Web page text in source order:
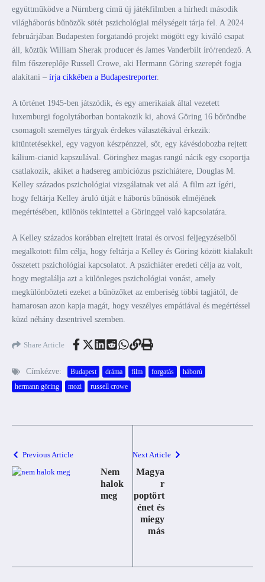
együttműködve a Nürnberg című új játékfilmben a hírhedt második
világháborús bűnözők sötét pszichológiai mélységeit tárja fel. A 2024
februárjában Budapesten forgatandó projekt mögött egy kiváló csapat
áll, köztük William Sherak producer és James Vanderbilt író/rendező. A
film főszereplője Russell Crowe, aki Hermann Göring szerepét fogja
alakítani – írja cikkében a Budapestreporter.
A történet 1945-ben játszódik, és egy amerikaiak által vezetett
luxemburgi fogolytáborban bontakozik ki, ahová Göring 16 bőröndbe
csomagolt személyes tárgyak érdekes választékával érkezik:
kitüntetésekkel, egy vagyon készpénzzel, sőt, egy kávésdobozba rejtett
kálium-cianid kapszulával. Göringhez magas rangú nácik egy csoportja
csatlakozik, akiket a hadsereg ambiciózus pszichiátere, Douglas M.
Kelley százados pszichológiai vizsgálatnak vet alá. A film azt ígéri,
hogy feltárja Kelley áruló útját e háborús bűnösök elméjének
megértésében, különös tekintettel a Göringgel való kapcsolatára.
A Kelley százados korábban elrejtett iratai és orvosi feljegyzéseiből
megalkotott film célja, hogy feltárja a Kelley és Göring között kialakult
összetett pszichológiai kapcsolatot. A pszichiáter eredeti célja az volt,
hogy megtalálja azt a különleges pszichológiai vonást, amely
megkülönbözteti ezeket a bűnözőket az emberiség többi tagjától, de
hamarosan azon kapja magát, hogy veszélyes empátiával és megértéssel
küzd néhány dzsentrivel szemben.
Share Article
Címkézve: Budapest dráma film forgatás
háború
hermann göring
mozi russell crowe
Previous Article
Nem
halok
meg
Next Article
Magya
r
poptört
énet és
miegy
más